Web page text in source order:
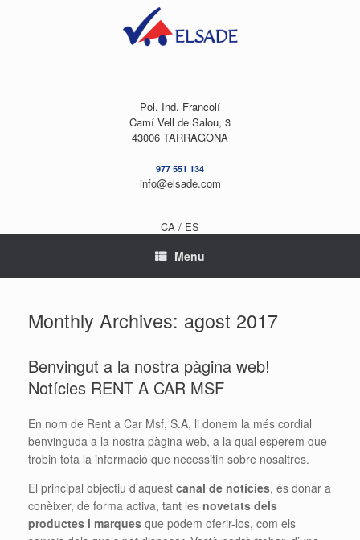
Pol. Ind. Francolí
Camí Vell de Salou, 3
43006 TARRAGONA
977 551 134
info@elsade.com
CA / ES
Menu
Monthly Archives: agost 2017
Benvingut a la nostra pàgina web!
Notícies RENT A CAR MSF
En nom de Rent a Car Msf, S.A, li donem la més cordial
benvinguda a la nostra pàgina web, a la qual esperem que
trobin tota la informació que necessitin sobre nosaltres.
El principal objectiu d’aquest canal de notícies, és donar a
conèixer, de forma activa, tant les novetats dels
productes i marques que podem oferir-los, com els